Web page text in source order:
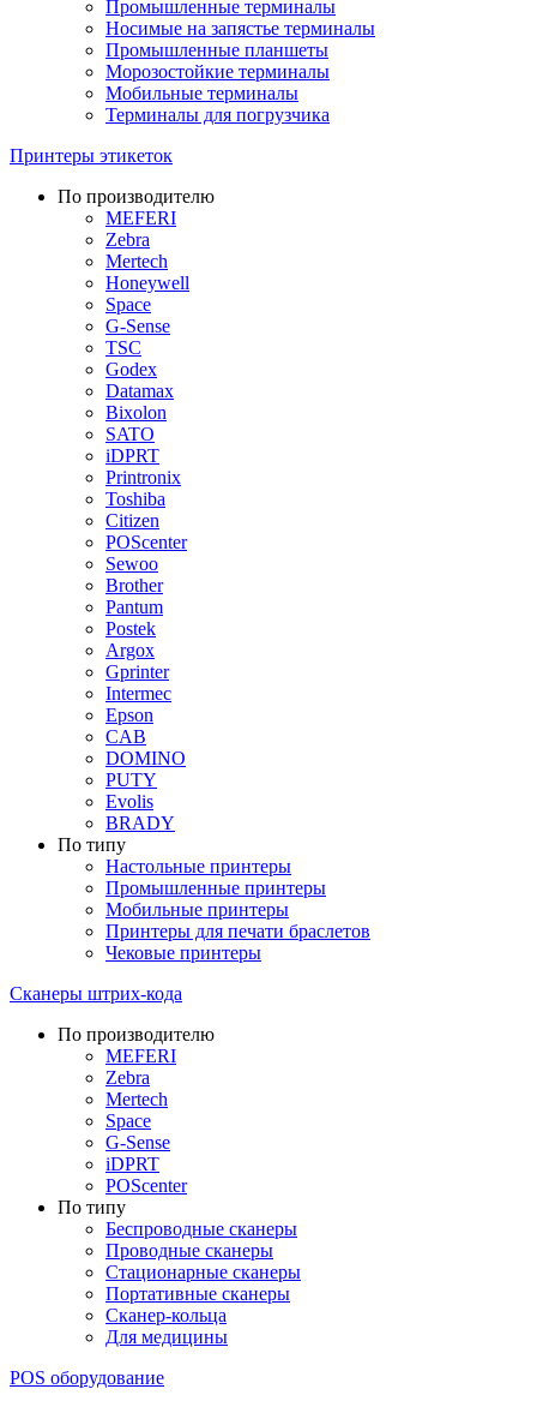
Промышленные терминалы
Носимые на запястье терминалы
Промышленные планшеты
Морозостойкие терминалы
Мобильные терминалы
Терминалы для погрузчика
Принтеры этикеток
По производителю
MEFERI
Zebra
Mertech
Honeywell
Space
G-Sense
TSC
Godex
Datamax
Bixolon
SATO
iDPRT
Printronix
Toshiba
Citizen
POScenter
Sewoo
Brother
Pantum
Postek
Argox
Gprinter
Intermec
Epson
CAB
DOMINO
PUTY
Evolis
BRADY
По типу
Настольные принтеры
Промышленные принтеры
Мобильные принтеры
Принтеры для печати браслетов
Чековые принтеры
Сканеры штрих-кода
По производителю
MEFERI
Zebra
Mertech
Space
G-Sense
iDPRT
POScenter
По типу
Беспроводные сканеры
Проводные сканеры
Стационарные сканеры
Портативные сканеры
Сканер-кольца
Для медицины
POS оборудование